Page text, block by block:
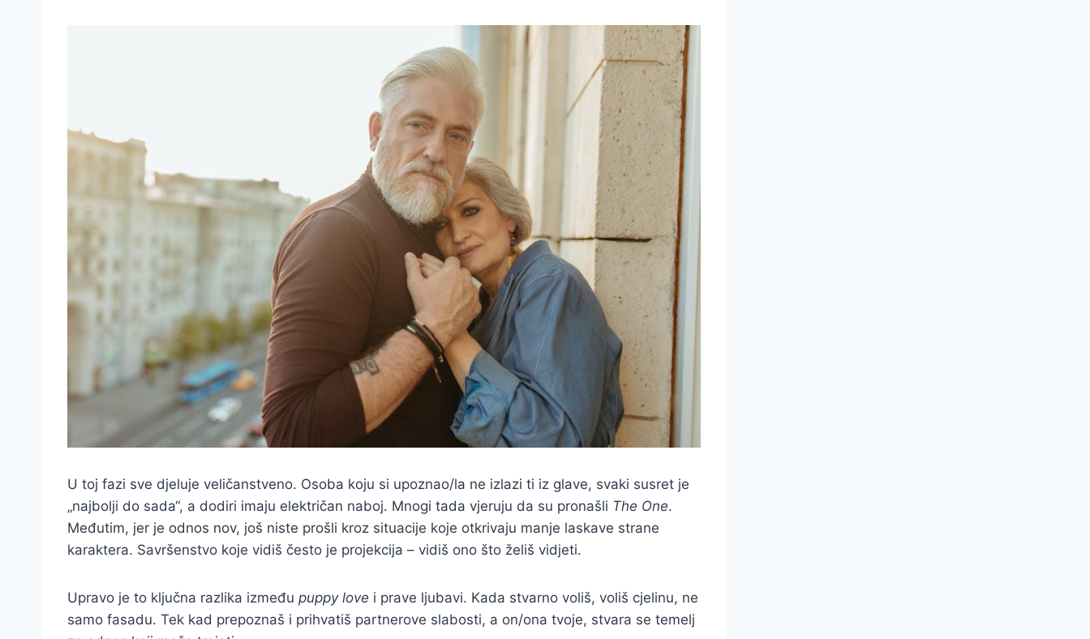
U toj fazi sve djeluje veličanstveno. Osoba koju si upoznao/la ne izlazi ti iz glave, svaki susret je
„najbolji do sada“, a dodiri imaju električan naboj. Mnogi tada vjeruju da su pronašli The One.
Međutim, jer je odnos nov, još niste prošli kroz situacije koje otkrivaju manje laskave strane
karaktera. Savršenstvo koje vidiš često je projekcija – vidiš ono što želiš vidjeti.
Upravo je to ključna razlika između puppy love i prave ljubavi. Kada stvarno voliš, voliš cjelinu, ne
samo fasadu. Tek kad prepoznaš i prihvatiš partnerove slabosti, a on/ona tvoje, stvara se temelj